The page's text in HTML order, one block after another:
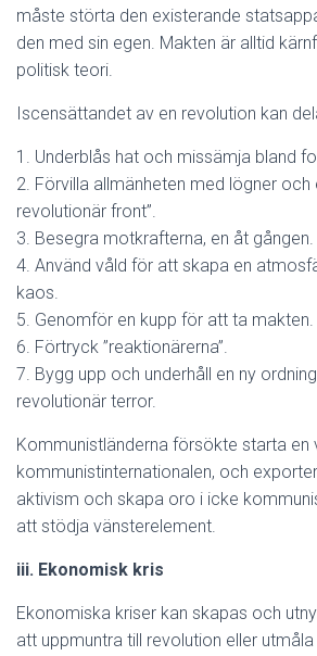
måste störta den existerande
den med sin egen. Makten är alltid
politisk teori.
Iscensättandet av en revolution kan
1. Underblås hat och missämja bland
2. Förvilla allmänheten med lögner och
revolutionär front”.
3. Besegra motkrafterna, en åt gången.
4. Använd våld för att skapa en
kaos.
5. Genomför en kupp för att ta makten.
6. Förtryck ”reaktionärerna”.
7. Bygg upp och underhåll en ny
revolutionär terror.
Kommunistländerna försökte starta en
kommunistinternationalen, och
aktivism och skapa oro i icke
att stödja vänsterelement.
iii. Ekonomisk kris
Ekonomiska kriser kan skapas och
att uppmuntra till revolution eller